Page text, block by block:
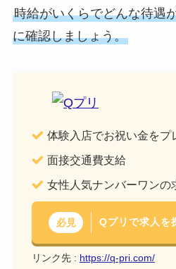
時給がいくらでどんな待遇
に確認しましょう。
体験入店でお祝い金をプ
面接交通費支給
女性人気ナンバーワンの
必見 Qプリで求人を
リンク先 : https://q-pri.com/